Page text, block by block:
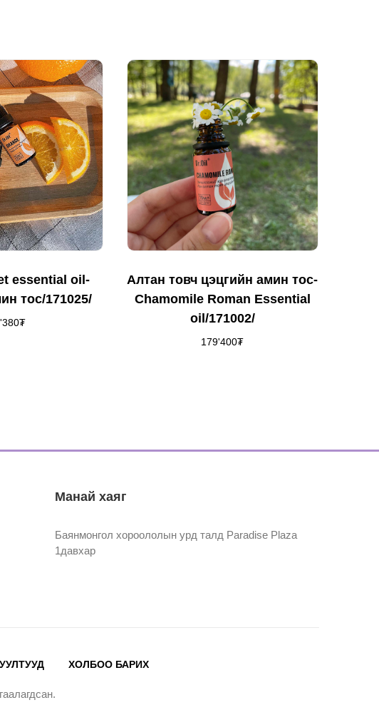
essential oil-
тос/171025/
₮
Алтан товч цэцгийн амин тос-
Chamomile Roman Essential
oil/171002/
179'400₮
Манай хаяг
Баянмонгол хороололын урд талд Paradise Plaza
1давхар
ХОЛБОО БАРИХ